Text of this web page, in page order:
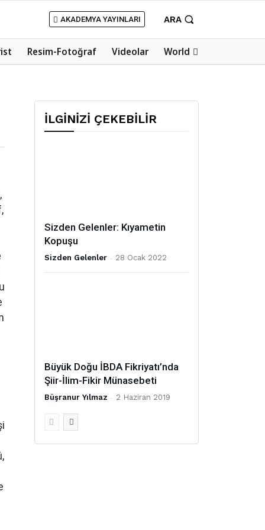
AKADEMYA YAYINLARI ARA
Resim-Fotoğraf Videolar World
İLGİNİZİ ÇEKEBİLİR
Sizden Gelenler: Kıyametin
Kopuşu
Sizden Gelenler - 28 Ocak 2022
Büyük Doğu İBDA Fikriyatı’nda
Şiir-İlim-Fikir Münasebeti
Büşranur Yılmaz - 2 Haziran 2019